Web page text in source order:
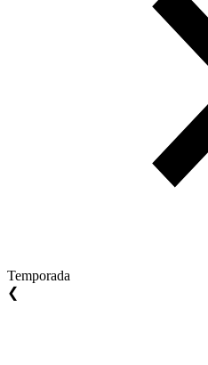
Temporada
❮